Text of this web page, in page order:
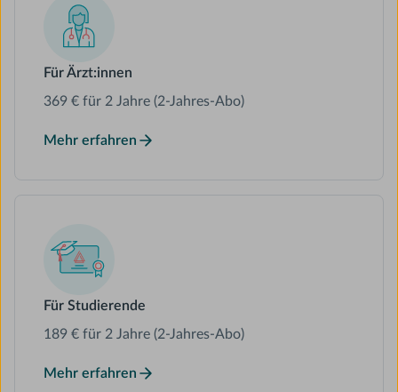
Für Ärzt:innen
369 € für 2 Jahre (2-Jahres-Abo)
Mehr erfahren
Für Studierende
189 € für 2 Jahre (2-Jahres-Abo)
Mehr erfahren